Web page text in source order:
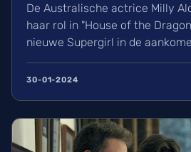
De Australische actrice Milly
haar rol in "House of the
nieuwe Supergirl in de
Woman of Tomorrow" binnen
...
30-01-2024